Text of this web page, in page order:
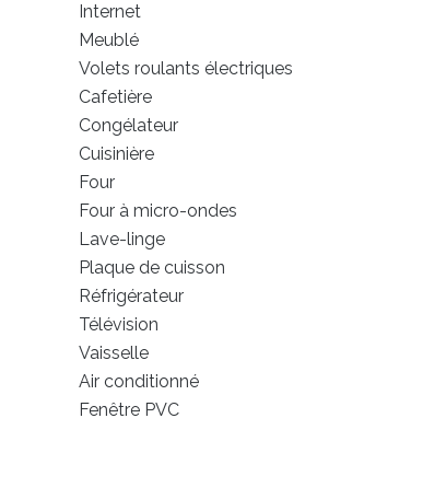
Internet
Meublé
Volets roulants électriques
Cafetière
Congélateur
Cuisinière
Four
Four à micro-ondes
Lave-linge
Plaque de cuisson
Réfrigérateur
Télévision
Vaisselle
Air conditionné
Fenêtre PVC